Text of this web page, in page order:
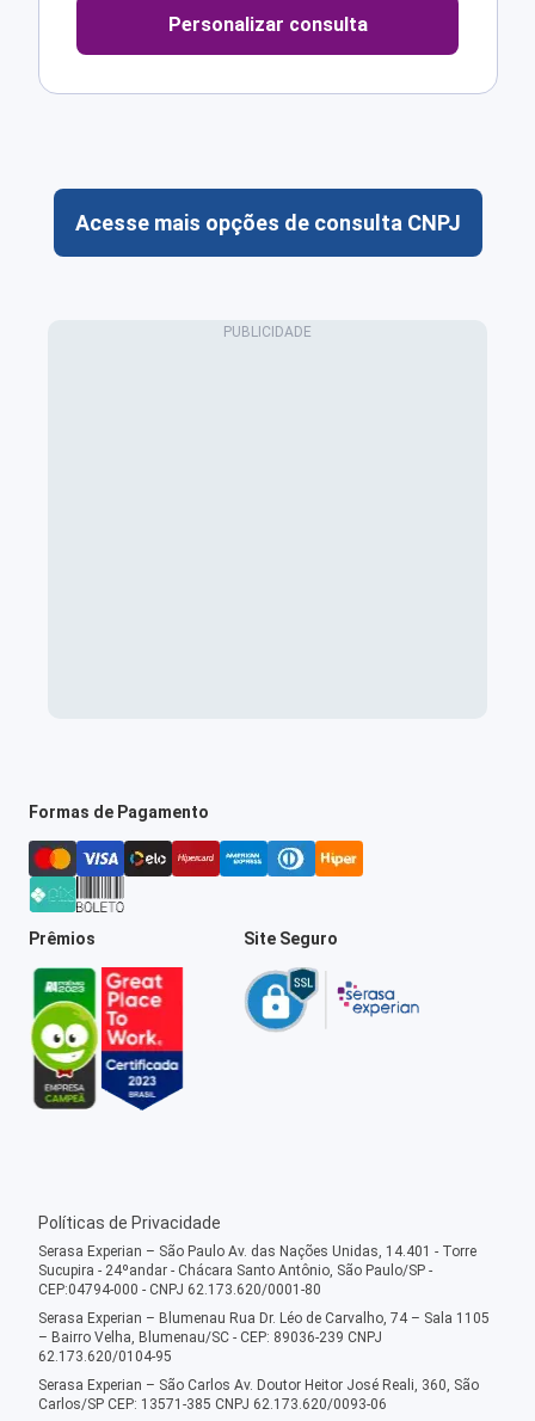
Personalizar consulta
Acesse mais opções de consulta CNPJ
Formas de Pagamento
Prêmios Site Seguro
Políticas de Privacidade
Serasa Experian – São Paulo Av. das Nações Unidas, 14.401 - Torre
Sucupira - 24ºandar - Chácara Santo Antônio, São Paulo/SP -
CEP:04794-000 - CNPJ 62.173.620/0001-80
Serasa Experian – Blumenau Rua Dr. Léo de Carvalho, 74 – Sala 1105
– Bairro Velha, Blumenau/SC - CEP: 89036-239 CNPJ
62.173.620/0104-95
Serasa Experian – São Carlos Av. Doutor Heitor José Reali, 360, São
Carlos/SP CEP: 13571-385 CNPJ 62.173.620/0093-06